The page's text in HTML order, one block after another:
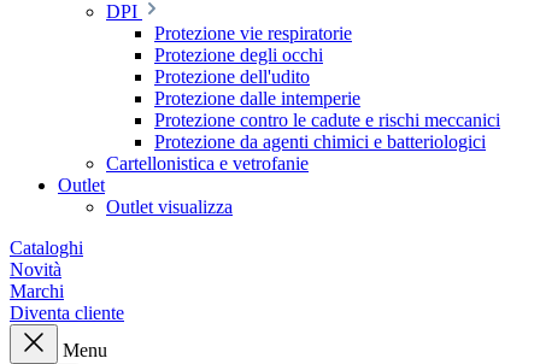
DPI
Protezione vie respiratorie
Protezione degli occhi
Protezione dell'udito
Protezione dalle intemperie
Protezione contro le cadute e rischi meccanici
Protezione da agenti chimici e batteriologici
Cartellonistica e vetrofanie
Outlet
Outlet visualizza
Cataloghi
Novità
Marchi
Diventa cliente
Menu